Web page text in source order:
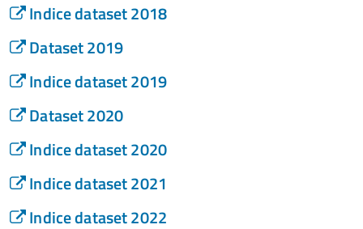
Indice dataset 2018
Dataset 2019
Indice dataset 2019
Dataset 2020
Indice dataset 2020
Indice dataset 2021
Indice dataset 2022